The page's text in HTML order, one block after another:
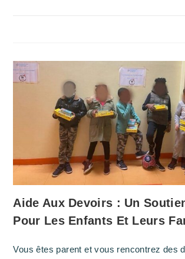
Aide Aux Devoirs : Un
Pour Les Enfants Et Leurs
Vous êtes parent et vous rencontrez des